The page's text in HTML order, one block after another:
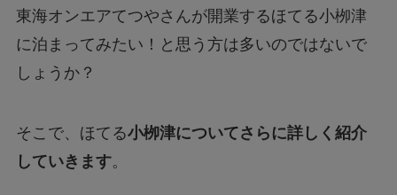
東海オンエアてつやさんが開業するほてる小栁津
に泊まってみたい！と思う方は多いのではないで
しょうか？
そこで、ほてる小栁津についてさらに詳しく紹介
していきます。